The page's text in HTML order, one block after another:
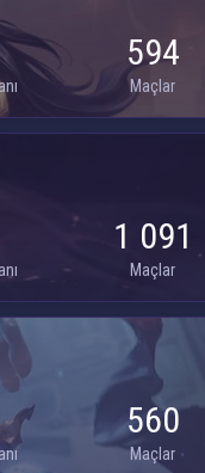
594
Maçlar
1 091
Maçlar
560
Maçlar